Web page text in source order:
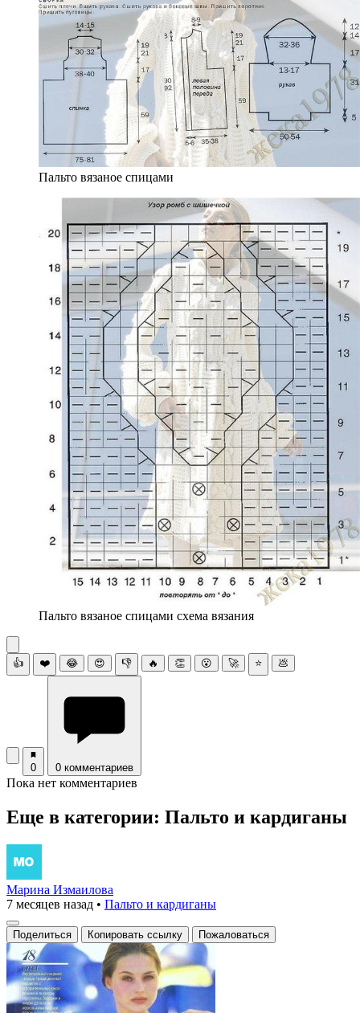
Пальто вязаное спицами
Пальто вязаное спицами схема вязания
👍 ❤️ 😂 😍 👎 🔥 👏 😮 🚀 ⭐ 💩
0 0 комментариев
Пока нет комментариев
Еще в категории: Пальто и кардиганы
Марина Измаилова
7 месяцев назад • Пальто и кардиганы
Поделиться Копировать ссылку Пожаловаться